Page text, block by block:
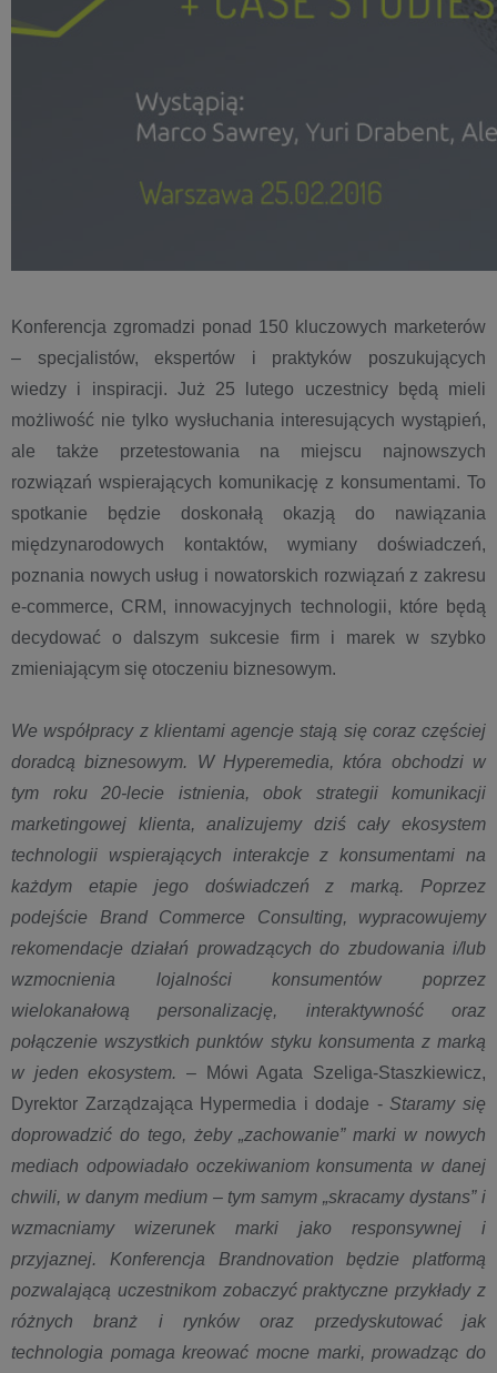
Konferencja zgromadzi ponad 150 kluczowych marketerów
– specjalistów, ekspertów i praktyków poszukujących
wiedzy i inspiracji. Już 25 lutego uczestnicy będą mieli
możliwość nie tylko wysłuchania interesujących wystąpień,
ale także przetestowania na miejscu najnowszych
rozwiązań wspierających komunikację z konsumentami. To
spotkanie będzie doskonałą okazją do nawiązania
międzynarodowych kontaktów, wymiany doświadczeń,
poznania nowych usług i nowatorskich rozwiązań z zakresu
e-commerce, CRM, innowacyjnych technologii, które będą
decydować o dalszym sukcesie firm i marek w szybko
zmieniającym się otoczeniu biznesowym.
We współpracy z klientami agencje stają się coraz częściej
doradcą biznesowym. W Hyperemedia, która obchodzi w
tym roku 20-lecie istnienia, obok strategii komunikacji
marketingowej klienta, analizujemy dziś cały ekosystem
technologii wspierających interakcje z konsumentami na
każdym etapie jego doświadczeń z marką. Poprzez
podejście Brand Commerce Consulting, wypracowujemy
rekomendacje działań prowadzących do zbudowania i/lub
wzmocnienia lojalności konsumentów poprzez
wielokanałową personalizację, interaktywność oraz
połączenie wszystkich punktów styku konsumenta z marką
w jedenekosystem. – Mówi Agata Szeliga-Staszkiewicz,
Dyrektor Zarządzająca Hypermedia i dodaje -Staramy się
doprowadzić do tego, żeby „zachowanie” marki w nowych
mediach odpowiadało oczekiwaniom konsumenta w danej
chwili, w danym medium – tym samym „skracamy dystans” i
wzmacniamy wizerunek marki jako responsywnej i
przyjaznej. Konferencja Brandnovation będzie platformą
pozwalającą uczestnikom zobaczyć praktyczne przykłady z
różnych branż i rynków oraz przedyskutować jak
technologia pomaga kreować mocne marki, prowadząc do